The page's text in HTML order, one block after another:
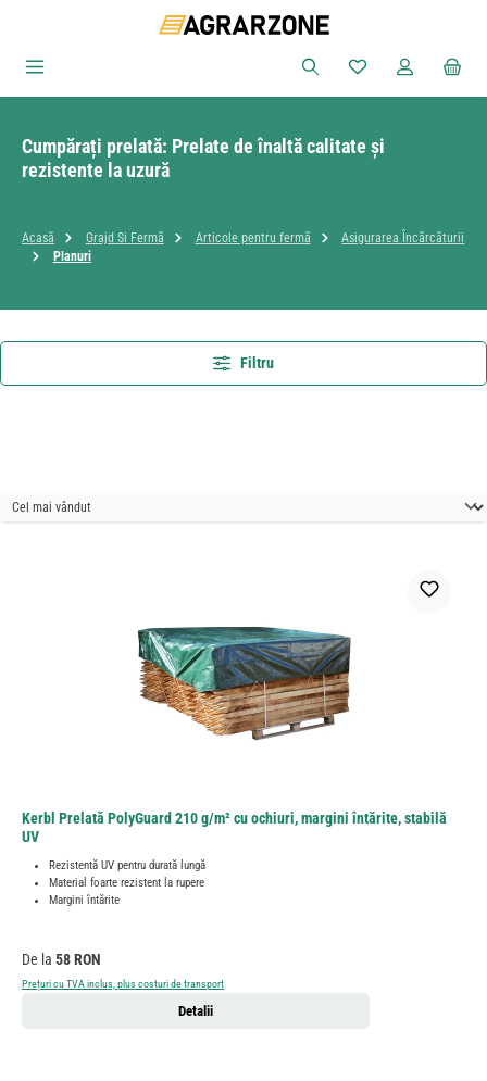
Sari la conținutul principal
Aveți 0 articole
Cumpărați prelată: Prelate de înaltă calitate și
rezistente la uzură
Acasă Grajd Si Fermă Articole pentru fermă
Asigurarea Încărcăturii
Planuri
Filtru
Kerbl Prelată PolyGuard 210 g/m² cu ochiuri, margini întărite, stabilă
UV
Rezistentă UV pentru durată lungă
Material foarte rezistent la rupere
Margini întărite
Preț obișnuit:
De la 58 RON
Prețuri cu TVA inclus, plus costuri de transport
Detalii